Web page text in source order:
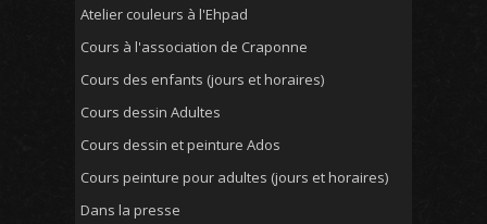
Atelier couleurs à l'Ehpad
Cours à l'association de Craponne
Cours des enfants (jours et horaires)
Cours dessin Adultes
Cours dessin et peinture Ados
Cours peinture pour adultes (jours et horaires)
Dans la presse